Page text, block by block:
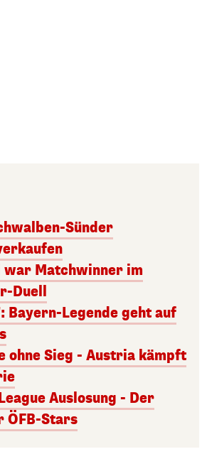
Sünder
war Matchwinner im
Duell
Bayern-Legende geht auf
ohne Sieg - Austria kämpft
Auslosung - Der
ÖFB-Stars